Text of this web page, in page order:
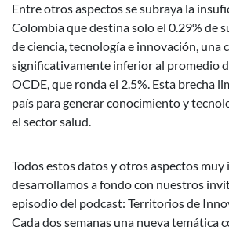
Entre otros aspectos se subraya la
Colombia que destina solo el 0.29% de
de ciencia, tecnología e innovación, una
significativamente inferior al promedio
OCDE, que ronda el 2.5%. Esta brecha
país para generar conocimiento y
el sector salud.
Todos estos datos y otros aspectos
desarrollamos a fondo con nuestros
episodio del podcast: Territorios de
Cada dos semanas una nueva temática